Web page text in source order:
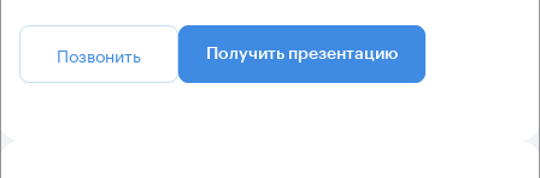
Позвонить Получить презентацию